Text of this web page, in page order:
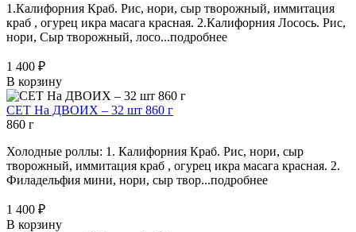
1.Калифорния Краб. Рис, нори, сыр творожный, иммитация
краб , огурец икра масага красная. 2.Калифорния Лосось. Рис,
нори, Сыр творожный, лосо...подробнее
1 400 ₽
В корзину
СЕТ На ДВОИХ – 32 шт 860 г
860 г
Холодные роллы: 1. Калифорния Краб. Рис, нори, сыр
творожный, иммитация краб , огурец икра масага красная. 2.
Филадельфия мини, нори, сыр твор...подробнее
1 400 ₽
В корзину